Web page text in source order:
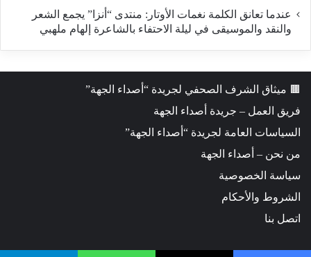
​عندما تعانق الكلمة نغمات الأوتار: منتدى “أنزا” يجمع الشعر
والنقد والموسيقى في ليلة الاحتفاء بالشاعرة إلهام ملهبي
🟫 ميثاق الشرف الصحفي لجريدة “أصداء الجهة”
فريق العمل – جريدة أصداء الجهة
السياسات العامة لجريدة “أصداء الجهة”
من نحن – أصداء الجهة
سياسة الخصوصية
الشروط والأحكام
اتصل بنا